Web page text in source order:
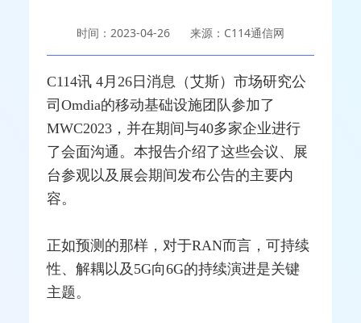
时间：2023-04-26 来源：C114通信网
C114讯 4月26日消息（艾斯）市场研究公
司Omdia的移动基础设施团队参加了
MWC2023，并在期间与40多家企业进行
了会面沟通。本报告介绍了这些会议、展
台参观以及展会期间发布公告的主要内
容。
正如预测的那样，对于RAN而言，可持续
性、解耦以及 5G向6G的持续演进是关键
主题。